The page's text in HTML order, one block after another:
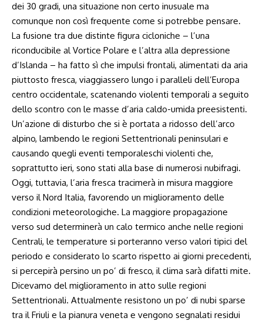
dei 30 gradi, una situazione non certo inusuale ma
comunque non così frequente come si potrebbe pensare.
La fusione tra due distinte figura cicloniche – l’una
riconducibile al Vortice Polare e l’altra alla depressione
d’Islanda – ha fatto sì che impulsi frontali, alimentati da aria
piuttosto fresca, viaggiassero lungo i paralleli dell’Europa
centro occidentale, scatenando violenti temporali a seguito
dello scontro con le masse d’aria caldo-umida preesistenti.
Un’azione di disturbo che si è portata a ridosso dell’arco
alpino, lambendo le regioni Settentrionali peninsulari e
causando quegli eventi temporaleschi violenti che,
soprattutto ieri, sono stati alla base di numerosi nubifragi.
Oggi, tuttavia, l’aria fresca tracimerà in misura maggiore
verso il Nord Italia, favorendo un miglioramento delle
condizioni meteorologiche. La maggiore propagazione
verso sud determinerà un calo termico anche nelle regioni
Centrali, le temperature si porteranno verso valori tipici del
periodo e considerato lo scarto rispetto ai giorni precedenti,
si percepirà persino un po’ di fresco, il clima sarà difatti mite.
Dicevamo del miglioramento in atto sulle regioni
Settentrionali. Attualmente resistono un po’ di nubi sparse
tra il Friuli e la pianura veneta e vengono segnalati residui